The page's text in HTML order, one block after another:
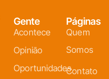
Gente
Acontece
Opinião
Oportunidades
Páginas
Quem
Somos
Contato